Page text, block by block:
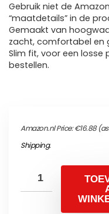
Gebruik niet de
“maatdetails” in de
Gemaakt van
zacht, comfortabel en
Slim fit, voor een
bestellen.
Amazon.nl Price:€16.88(as
Shipping.